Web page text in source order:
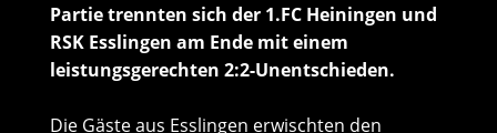
Partie trennten sich der 1.FC Heiningen und
RSK Esslingen am Ende mit einem
leistungsgerechten 2:2-Unentschieden.
Die Gäste aus Esslingen erwischten den